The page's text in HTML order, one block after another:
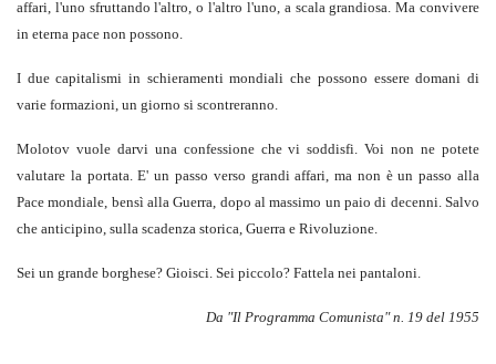
affari, l'uno sfruttando l'altro, o l'altro l'uno, a scala grandiosa. Ma convivere
in eterna pace non possono.
I due capitalismi in schieramenti mondiali che possono essere domani di
varie formazioni, un giorno si scontreranno.
Molotov vuole darvi una confessione che vi soddisfi. Voi non ne potete
valutare la portata. E' un passo verso grandi affari, ma non è un passo alla
Pace mondiale, bensì alla Guerra, dopo al massimo un paio di decenni. Salvo
che anticipino, sulla scadenza storica, Guerra e Rivoluzione.
Sei un grande borghese? Gioisci. Sei piccolo? Fattela nei pantaloni.
Da "Il Programma Comunista" n. 19 del 1955